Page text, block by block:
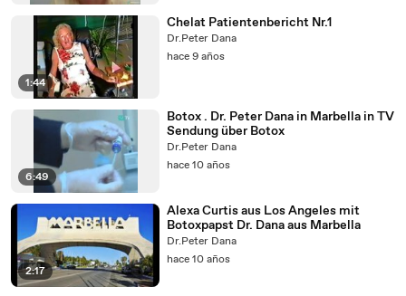
1:44
Chelat Patientenbericht Nr.1
Dr.Peter Dana
hace 9 años
6:49
Botox . Dr. Peter Dana in Marbella in TV
Sendung über Botox
Dr.Peter Dana
hace 10 años
2:17
Alexa Curtis aus Los Angeles mit
Botoxpapst Dr. Dana aus Marbella
Dr.Peter Dana
hace 10 años